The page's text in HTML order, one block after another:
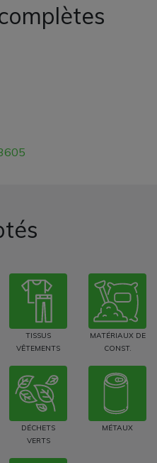
TISSUS
VÊTEMENTS
MATÉRIAUX DE
CONST.
DÉCHETS
VERTS
MÉTAUX